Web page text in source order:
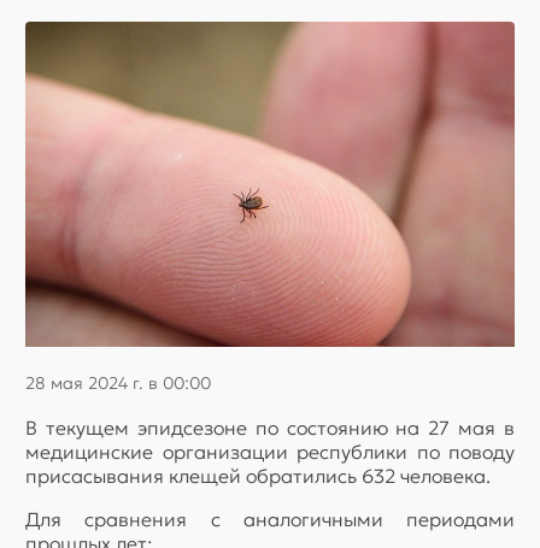
28 мая 2024 г. в 00:00
В текущем эпидсезоне по состоянию на 27 мая в
медицинские организации республики по поводу
присасывания клещей обратились 632 человека.
Для сравнения с аналогичными периодами